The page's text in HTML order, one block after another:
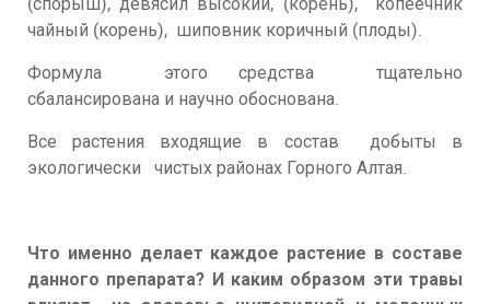
чайный (корень), шиповник коричный (плоды).
Формула этого средства тщательно
сбалансирована и научно обоснована.
Все растения входящие в состав добыты в
экологически чистых районах Горного Алтая.
Что именно делает каждое растение в составе
данного препарата? И каким образом эти травы